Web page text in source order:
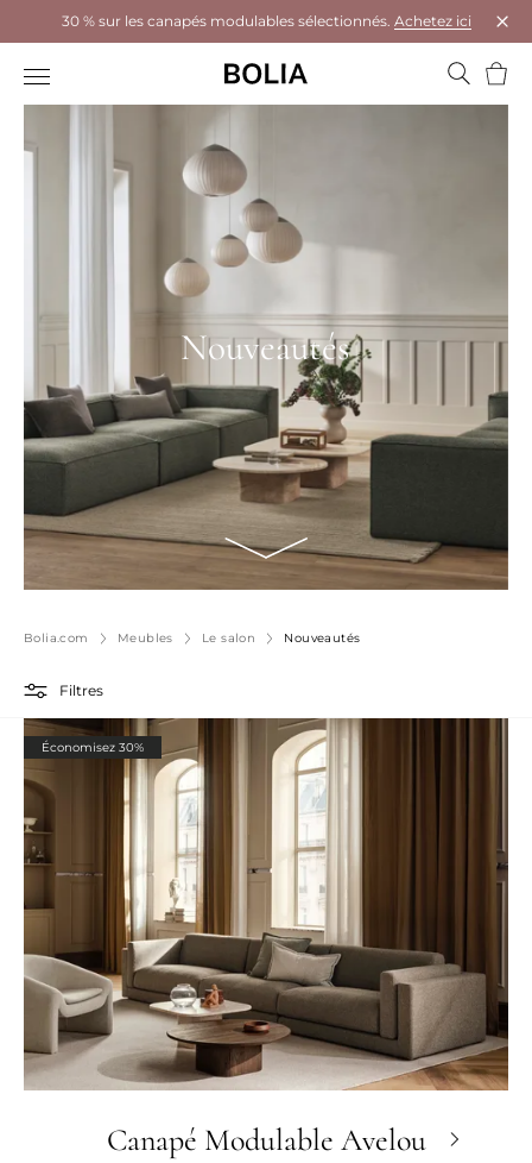
30 % sur les canapés modulables sélectionnés. Achetez ici
Nouveautés
Bolia.com Meubles Le salon Nouveautés
Filtres
Économisez 30%
Canapé Modulable Avelou